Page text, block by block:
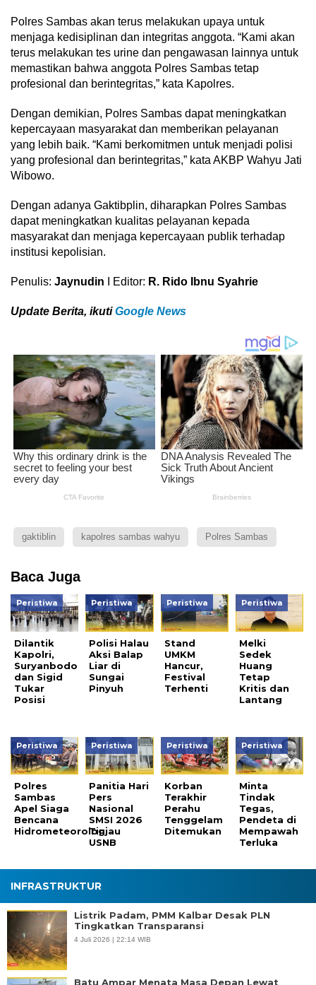
Polres Sambas akan terus melakukan upaya untuk
menjaga kedisiplinan dan integritas anggota. “Kami akan
terus melakukan tes urine dan pengawasan lainnya untuk
memastikan bahwa anggota Polres Sambas tetap
profesional dan berintegritas,” kata Kapolres.
Dengan demikian, Polres Sambas dapat meningkatkan
kepercayaan masyarakat dan memberikan pelayanan
yang lebih baik. “Kami berkomitmen untuk menjadi polisi
yang profesional dan berintegritas,” kata AKBP Wahyu Jati
Wibowo.
Dengan adanya Gaktibplin, diharapkan Polres Sambas
dapat meningkatkan kualitas pelayanan kepada
masyarakat dan menjaga kepercayaan publik terhadap
institusi kepolisian.
Penulis: Jaynudin I Editor: R. Rido Ibnu Syahrie
Update Berita, ikutiGoogle News
gaktiblin kapolres sambas wahyu Polres Sambas
Baca Juga
Peristiwa
Dilantik
Kapolri,
Suryanbodo
dan Sigid
Tukar
Posisi
Peristiwa
Polisi Halau
Aksi Balap
Liar di
Sungai
Pinyuh
Peristiwa
Stand
UMKM
Hancur,
Festival
Terhenti
Peristiwa
Melki
Sedek
Huang
Tetap
Kritis dan
Lantang
Peristiwa
Polres
Sambas
Apel Siaga
Bencana
Hidrometeorologi
Peristiwa
Panitia Hari
Pers
Nasional
SMSI 2026
Tinjau
USNB
Peristiwa
Korban
Terakhir
Perahu
Tenggelam
Ditemukan
Peristiwa
Minta
Tindak
Tegas,
Pendeta di
Mempawah
Terluka
INFRASTRUKTUR
Listrik Padam, PMM Kalbar Desak PLN
Tingkatkan Transparansi
4 Juli 2026 | 22:14 WIB
Batu Ampar Menata Masa Depan Lewat